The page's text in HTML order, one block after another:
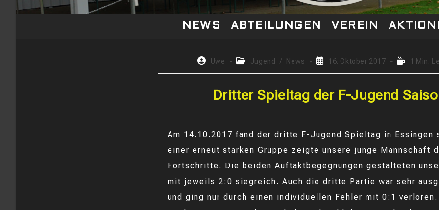
NEWS ABTEILUNGEN VEREIN
Beitrags-
Uwe
Beitrags-
Jugend / News
Beitrag16. Oktober 2017 Lesedauer:
1 Min.
Dritter Spieltag der F-Jugend
Am 14.10.2017 fand der dritte F-Jugend Spieltag in Essingen
einer erneut starken Gruppe zeigte unsere junge Mannschaft
Fortschritte. Die beiden Auftaktbegegnungen gestalteten
mit jeweils 2:0 siegreich. Auch die dritte Partie war sehr
und ging nur durch einen individuellen Fehler mit 0:1 verloren.